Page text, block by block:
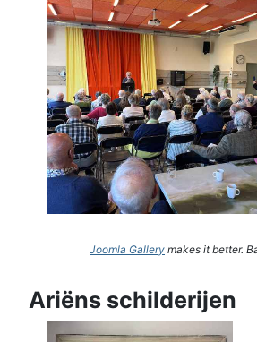
Joomla Gallery makes it better.
Ariëns schilderijen